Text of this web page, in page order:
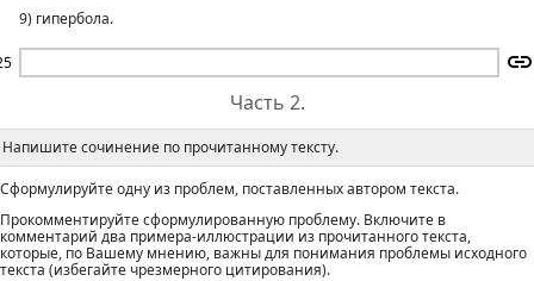
9) гипербола.
Часть 2.
Напишите сочинение по прочитанному тексту.
Сформулируйте одну из проблем, поставленных автором текста.
Прокомментируйте сформулированную проблему. Включите в
комментарий два примера-иллюстрации из прочитанного текста,
которые, по Вашему мнению, важны для понимания проблемы исходного
текста (избегайте чрезмерного цитирования).